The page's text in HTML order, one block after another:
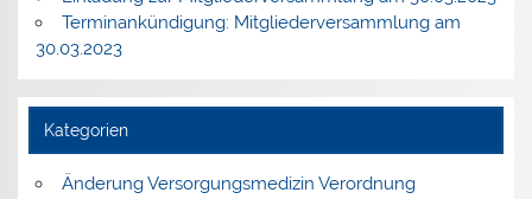
Terminankündigung: Mitgliederversammlung am
30.03.2023
Kategorien
Änderung Versorgungsmedizin Verordnung